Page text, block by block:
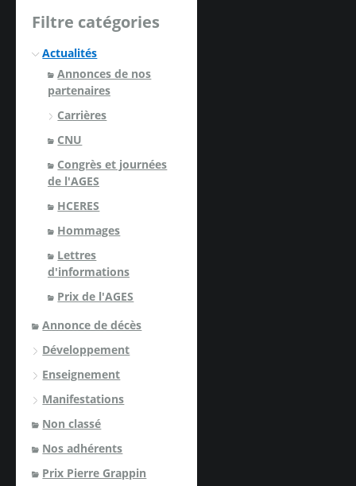
Filtre catégories
Actualités
Annonces de nos
partenaires
Carrières
CNU
Congrès et journées
de l'AGES
HCERES
Hommages
Lettres
d'informations
Prix de l'AGES
Annonce de décès
Développement
Enseignement
Manifestations
Non classé
Nos adhérents
Prix Pierre Grappin